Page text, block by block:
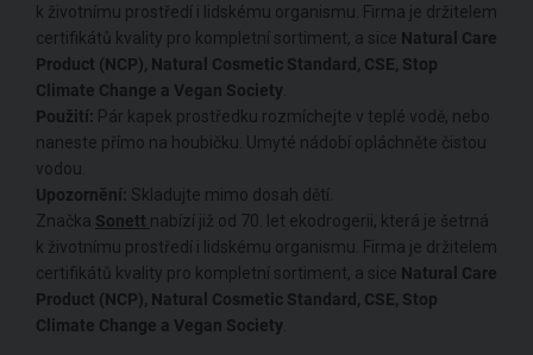
k životnímu prostředí i lidskému organismu. Firma je držitelem
certifikátů kvality pro kompletní sortiment, a sice Natural Care
Product (NCP), Natural Cosmetic Standard, CSE, Stop
Climate Change a Vegan Society
Použití: Pár kapek prostředku rozmíchejte v teplé vodě, nebo
naneste přímo na houbičku. Umyté nádobí opláchněte čistou
vodou.
Upozornění: Skladujte mimo dosah dětí.
Značka Sonett nabízí již od 70. let ekodrogerii, která je šetrná
k životnímu prostředí i lidskému organismu. Firma je držitelem
certifikátů kvality pro kompletní sortiment, a sice Natural Care
Product (NCP), Natural Cosmetic Standard, CSE, Stop
Climate Change a Vegan Society